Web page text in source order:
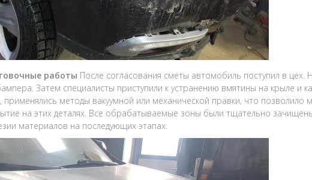
работы После согласования сметы автомобиль поступил в цех.
Затем специалисты приступили к устранению вмятины на крыле и
применялись методы вакуумной или механической правки, что позволило
на этих деталях. Все обрабатываемые зоны были тщательно
материалов на последующих этапах.